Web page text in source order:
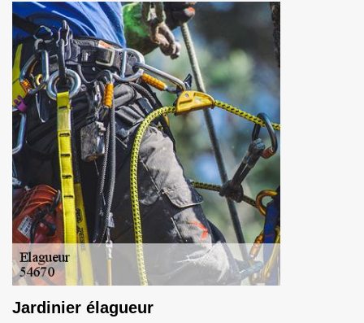
Jardinier élagueur